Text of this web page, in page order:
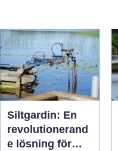
Siltgardin: En
revolutionerand
e lösning för